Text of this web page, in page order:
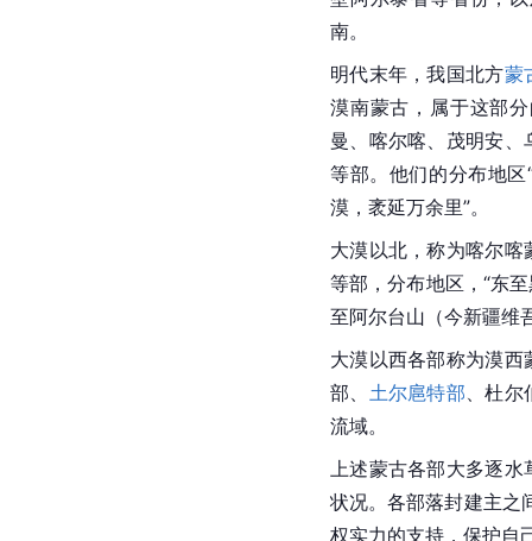
南。
明代末年，我国北方蒙
漠南蒙古，属于这部
曼、喀尔喀、茂明安
等部。他们的分布地区
漠，袤延万余里”。
大漠以北，称为喀尔
等部，分布地区，“东
至阿尔台山（今新疆维
大漠以西各部称为漠
部、 土尔扈特部 、杜
流域。
上述蒙古各部大多逐
状况。各部落封建主之
权实力的支持，保护自